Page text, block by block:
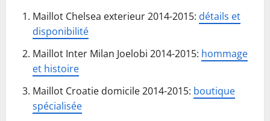
Maillot Chelsea exterieur 2014-2015: détails et
disponibilité
Maillot Inter Milan Joelobi 2014-2015: hommage
et histoire
Maillot Croatie domicile 2014-2015: boutique
spécialisée